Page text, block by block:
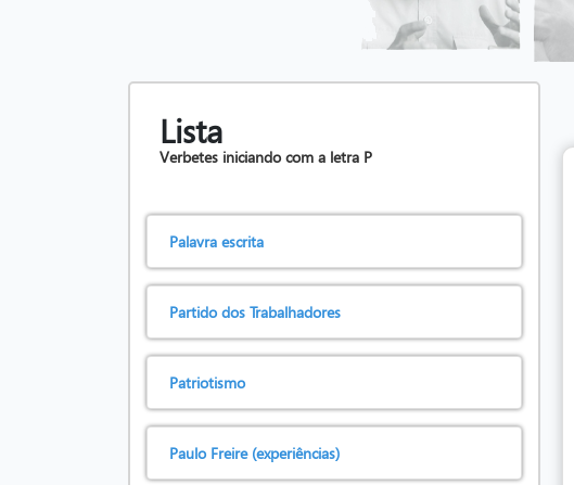
Lista
Verbetes iniciando com a letra P
Palavra escrita
Partido dos Trabalhadores
Patriotismo
Paulo Freire (experiências)